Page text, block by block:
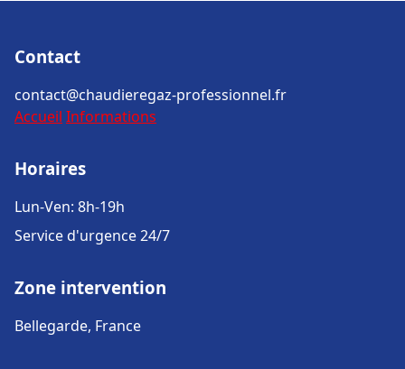
Contact
contact@chaudieregaz-professionnel.fr
Accueil Informations
Horaires
Lun-Ven: 8h-19h
Service d'urgence 24/7
Zone intervention
Bellegarde, France